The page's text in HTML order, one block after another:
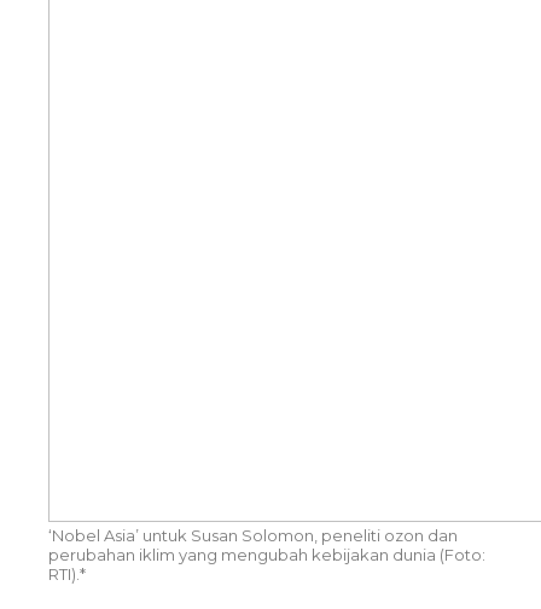
‘Nobel Asia’ untuk Susan Solomon, peneliti ozon dan
perubahan iklim yang mengubah kebijakan dunia (Foto:
RTI).*